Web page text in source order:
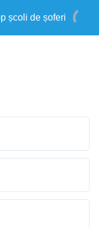
școli de șoferi